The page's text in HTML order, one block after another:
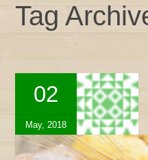
Tag
02
May, 2018